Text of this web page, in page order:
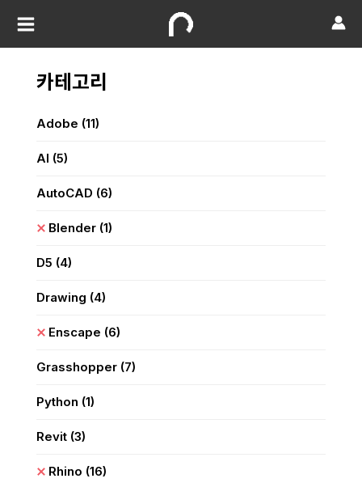
카테고리
Adobe (11)
AI (5)
AutoCAD (6)
Blender (1)
D5 (4)
Drawing (4)
Enscape (6)
Grasshopper (7)
Python (1)
Revit (3)
Rhino (16)